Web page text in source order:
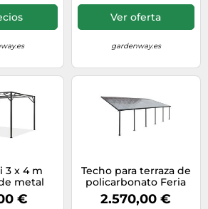
Ver oferta
gardenway.es
3 x 4 m
metal
terraza
Point
€
Techo para terraza de
policarbonato Feria
Palram - Canopia 3 x
8,5 m gris
2.570,00 €